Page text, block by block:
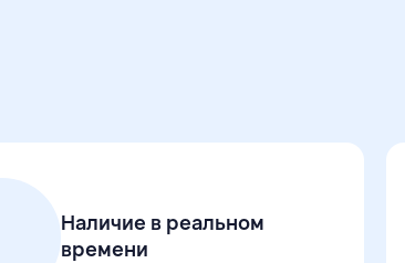
Наличие в реальном
времени